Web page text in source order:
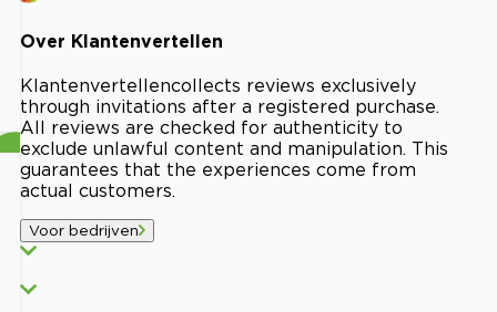
Over Klantenvertellen
Klantenvertellencollects reviews exclusively
through invitations after a registered purchase.
All reviews are checked for authenticity to
exclude unlawful content and manipulation. This
guarantees that the experiences come from
actual customers.
Voor bedrijven